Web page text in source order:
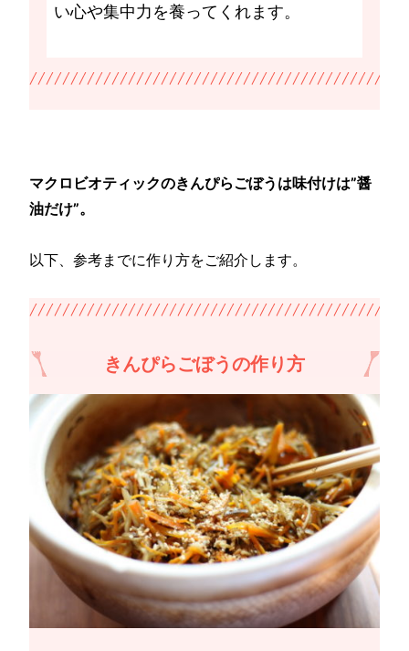
い心や集中力を養ってくれます。
マクロビオティックのきんぴらごぼうは味付けは”醤
油だけ”。
以下、参考までに作り方をご紹介します。
きんぴらごぼうの作り方